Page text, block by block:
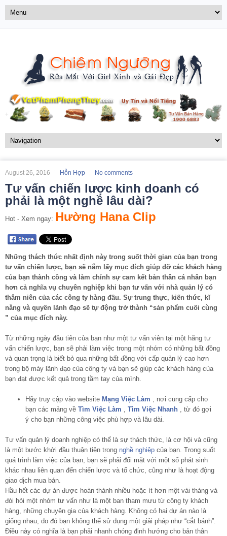
August 26, 2016 Hỗn Hợp No comments
Tư vấn chiến lược kinh doanh có
phải là một nghề lâu dài?
Hot - Xem ngay: Hường Hana Clip
Những thách thức nhất định này trong suốt thời gian của bạn trong
tư vấn chiến lược, bạn sẽ nắm lấy mục đích giúp đỡ các khách hàng
của bạn thành công và làm chính sự cam kết bản thân cá nhân bạn
hơn cả nghĩa vụ chuyên nghiệp khi bạn tư vấn với nhà quản lý có
thâm niên của các công ty hàng đầu. Sự trung thực, kiến thức, kĩ
năng và quyền lãnh đạo sẽ tự động trở thành “sản phẩm cuối cùng
” của mục đích này.
Từ những ngày đầu tiên của bạn như một tư vấn viên tại một hãng tư
vấn chiến lược, bạn sẽ phải làm việc trong một nhóm có những bất đồng
và quan trọng là biết bỏ qua những bất đồng với cấp quản lý cao hơn
trong bộ máy lãnh đạo của công ty và bạn sẽ giúp các khách hàng của
bạn đạt được kết quả trong tầm tay của mình.
Hãy truy cập vào website Mạng Việc Làm , nơi cung cấp cho
bạn các mảng về Tìm Việc Làm , Tìm Việc Nhanh , từ đó gợi
ý cho bạn những công việc phù hợp và lâu dài.
Tư vấn quản lý doanh nghiệp có thể là sự thách thức, là cơ hội và cũng
là một bước khởi đầu thuận tiện trong nghề nghiệp của bạn. Trong suốt
quá trình làm việc của bạn, bạn sẽ phải đối mặt với một số phát sinh
khác nhau liên quan đến chiến lược và tổ chức, cũng như là hoạt động
giao dịch mua bán.
Hầu hết các dự án được hoàn thành nhiều hoặc ít hơn một vài tháng và
đòi hỏi một nhóm tư vấn như là một ban tham mưu từ công ty khách
hàng, những chuyên gia của khách hàng. Không có hai dự án nào là
giống nhau, do đó bạn không thể sử dụng một giải pháp như “cắt bánh”.
Điều này có nghĩa là bạn phải nhanh chóng định hướng cho bản thân